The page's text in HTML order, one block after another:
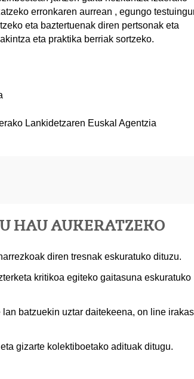
erronkaren aurrean , egungo
eta baztertuenak diren pertsonak eta
eta praktika berriak sortzeko.
Lankidetzaren Euskal Agentzia
HAU AUKERATZEKO
diren tresnak eskuratuko dituzu.
kritikoa egiteko gaitasuna eskuratuko
lan batzuekin uztar daitekeena, on line
gizarte kolektiboetako adituak ditugu.